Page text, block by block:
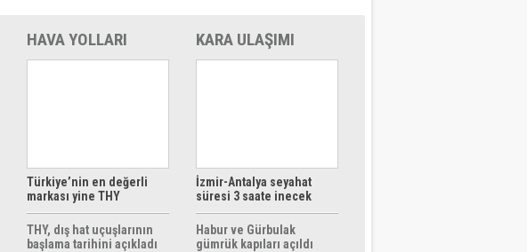
HAVA YOLLARI
Türkiye’nin en değerli
markası yine THY
THY, dış hat uçuşlarının
başlama tarihini açıkladı
KARA ULAŞIMI
İzmir-Antalya seyahat
süresi 3 saate inecek
Habur ve Gürbulak
gümrük kapıları açıldı